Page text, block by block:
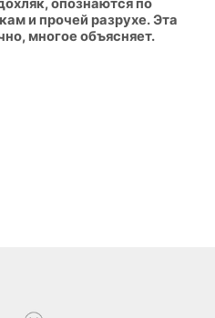
опознаются по
и прочей разрухе. Эта
многое объясняет.